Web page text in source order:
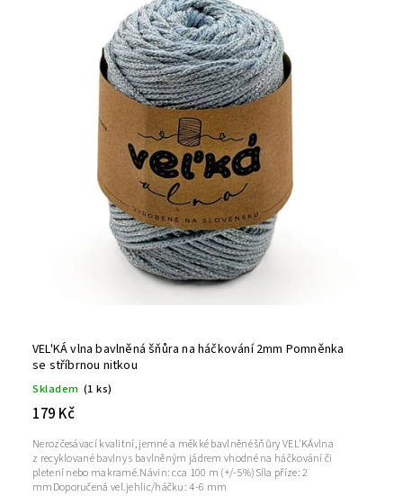
VEL'KÁ vlna bavlněná šňůra na háčkování 2mm Pomněnka
se stříbrnou nitkou
Skladem (1 ks)
179 Kč
Nerozčesávací kvalitní, jemné a měkké bavlněné šňůry VEL'KÁvlna
z recyklované bavlny s bavlněným jádrem vhodné na háčkování či
pletení nebo makramé.Návin: cca 100 m (+/-5%)Síla příze: 2
mmDoporučená vel.jehlic/háčku: 4-6 mm